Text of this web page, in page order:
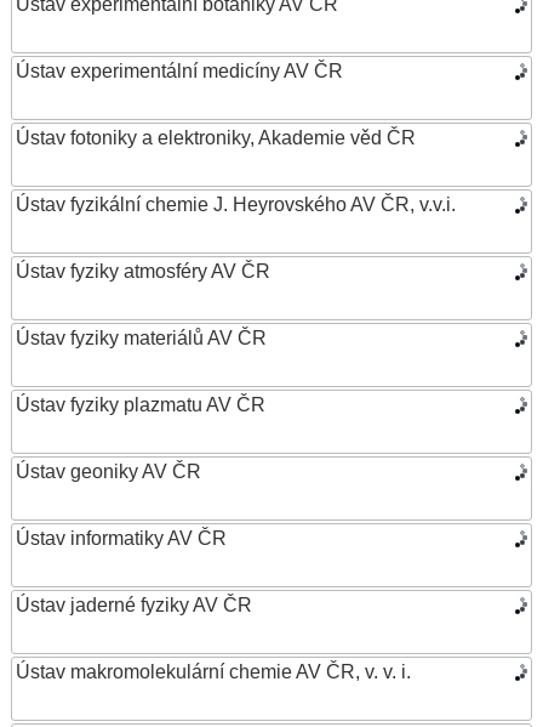
Ústav experimentální botaniky AV ČR
Ústav experimentální medicíny AV ČR
Ústav fotoniky a elektroniky, Akademie věd ČR
Ústav fyzikální chemie J. Heyrovského AV ČR, v.v.i.
Ústav fyziky atmosféry AV ČR
Ústav fyziky materiálů AV ČR
Ústav fyziky plazmatu AV ČR
Ústav geoniky AV ČR
Ústav informatiky AV ČR
Ústav jaderné fyziky AV ČR
Ústav makromolekulární chemie AV ČR, v. v. i.